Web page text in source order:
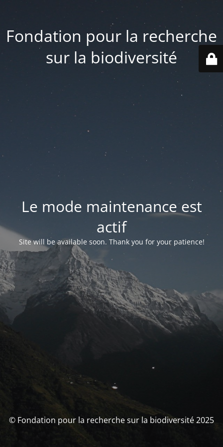
Fondation pour la recherche
sur la biodiversité
Le mode maintenance est
actif
Site will be available soon. Thank you for your patience!
© Fondation pour la recherche sur la biodiversité 2025